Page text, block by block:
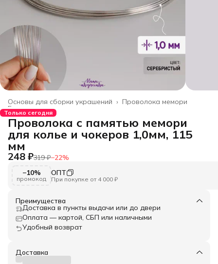
Проволока мемори
Основы для сборки украшений ›
Главная ›
Только сегодня
Проволока с памятью мемори
для колье и чокеров 1,0мм, 115
мм
248 ₽319 ₽−22%
−10%
промокод
ОПТ
При покупке от 4 000 ₽
Преимущества
Доставка в пункты выдачи или до двери
Оплата — картой, СБП или наличными
Удобный возврат
Доставка